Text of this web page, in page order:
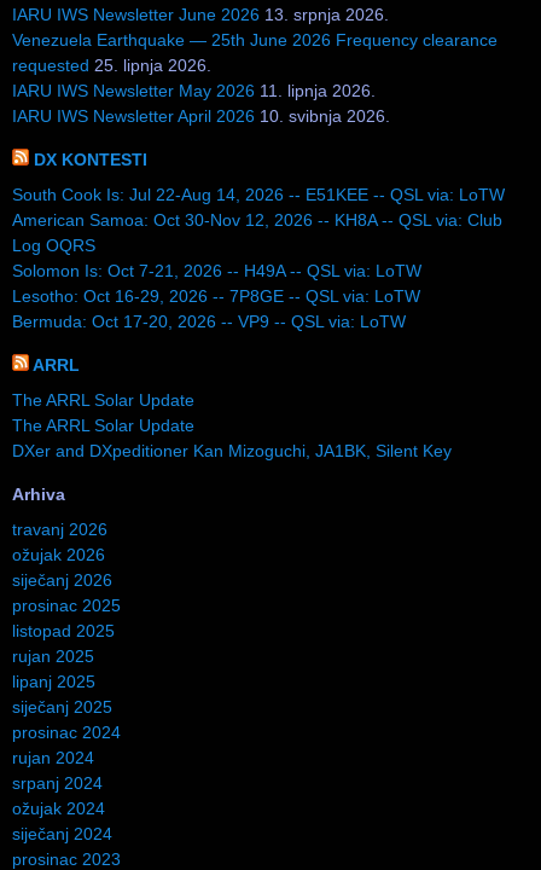
IARU IWS Newsletter June 2026 13. srpnja 2026.
Venezuela Earthquake — 25th June 2026 Frequency clearance
requested 25. lipnja 2026.
IARU IWS Newsletter May 2026 11. lipnja 2026.
IARU IWS Newsletter April 2026 10. svibnja 2026.
DX KONTESTI
South Cook Is: Jul 22-Aug 14, 2026 -- E51KEE -- QSL via: LoTW
American Samoa: Oct 30-Nov 12, 2026 -- KH8A -- QSL via: Club
Log OQRS
Solomon Is: Oct 7-21, 2026 -- H49A -- QSL via: LoTW
Lesotho: Oct 16-29, 2026 -- 7P8GE -- QSL via: LoTW
Bermuda: Oct 17-20, 2026 -- VP9 -- QSL via: LoTW
ARRL
The ARRL Solar Update
The ARRL Solar Update
DXer and DXpeditioner Kan Mizoguchi, JA1BK, Silent Key
Arhiva
travanj 2026
ožujak 2026
siječanj 2026
prosinac 2025
listopad 2025
rujan 2025
lipanj 2025
siječanj 2025
prosinac 2024
rujan 2024
srpanj 2024
ožujak 2024
siječanj 2024
prosinac 2023